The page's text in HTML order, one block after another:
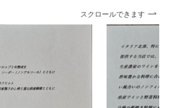
スクロールできます